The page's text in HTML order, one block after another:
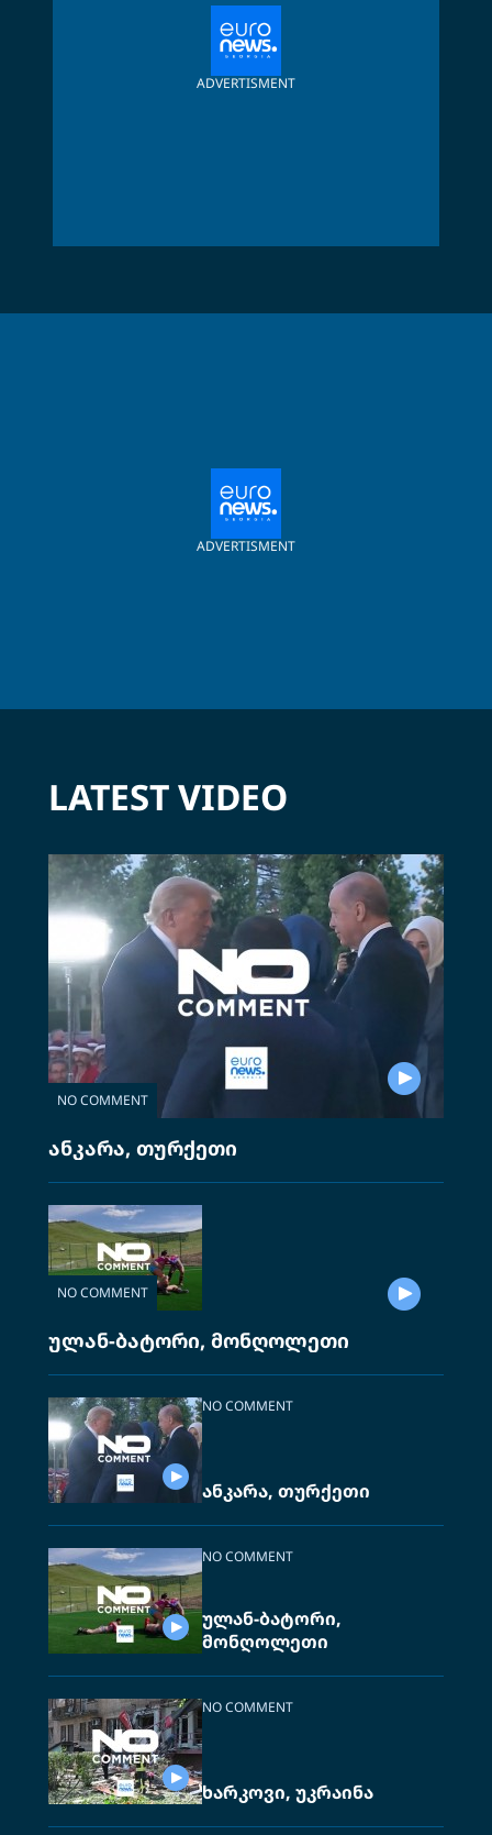
ADVERTISMENT
ADVERTISMENT
LATEST VIDEO
NO COMMENT
ანკარა, თურქეთი
NO COMMENT
ულან-ბატორი, მონღოლეთი
NO COMMENT
ანკარა, თურქეთი
NO COMMENT
ულან-ბატორი,
მონღოლეთი
NO COMMENT
ხარკოვი, უკრაინა